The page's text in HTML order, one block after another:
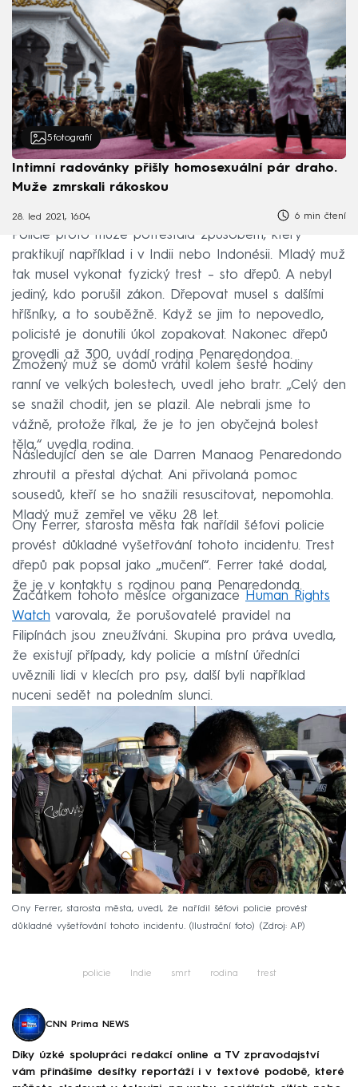
5 fotografií
Intimní radovánky přišly homosexuální pár draho.
Muže zmrskali rákoskou
28. led 2021, 16:04 6 min čtení
Policie proto muže potrestala způsobem, který
praktikují například i v Indii nebo Indonésii. Mladý muž
tak musel vykonat fyzický trest – sto dřepů. A nebyl
jediný, kdo porušil zákon. Dřepovat musel s dalšími
hříšníky, a to souběžně. Když se jim to nepovedlo,
policisté je donutili úkol zopakovat. Nakonec dřepů
provedli až 300, uvádí rodina Penaredondoa.
Zmožený muž se domů vrátil kolem šesté hodiny
ranní ve velkých bolestech, uvedl jeho bratr. „Celý den
se snažil chodit, jen se plazil. Ale nebrali jsme to
vážně, protože říkal, že je to jen obyčejná bolest
těla,“ uvedla rodina.
Následující den se ale Darren Manaog Penaredondo
zhroutil a přestal dýchat. Ani přivolaná pomoc
sousedů, kteří se ho snažili resuscitovat, nepomohla.
Mladý muž zemřel ve věku 28 let.
Ony Ferrer, starosta města tak nařídil šéfovi policie
provést důkladné vyšetřování tohoto incidentu. Trest
dřepů pak popsal jako „mučení“. Ferrer také dodal,
že je v kontaktu s rodinou pana Penaredonda.
Začátkem tohoto měsíce organizace
Human Rights
Watch varovala, že porušovatelé pravidel na
Filipínách jsou zneužíváni. Skupina pro práva uvedla,
že existují případy, kdy policie a místní úředníci
uvěznili lidi v klecích pro psy, další byli například
nuceni sedět na poledním slunci.
Ony Ferrer, starosta města, uvedl, že nařídil šéfovi policie provést
důkladné vyšetřování tohoto incidentu. (Ilustrační foto)
Zdroj: AP
policie Indie smrt rodina trest
CNN Prima NEWS
Díky úzké spolupráci redakcí online a TV zpravodajství
vám přinášíme desítky reportáží i v textové podobě, které